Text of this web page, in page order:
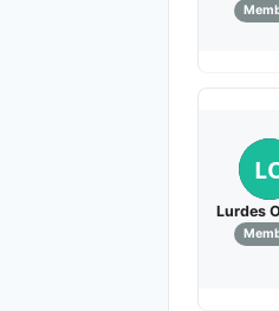
Lurdes